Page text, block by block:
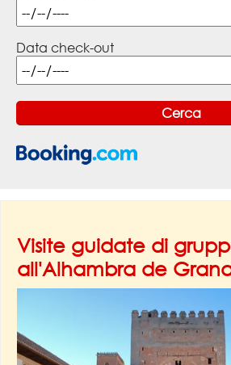
Data check-out
Visite guidate di
all'Alhambra de